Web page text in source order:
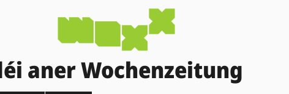
aner Wochenzeitung